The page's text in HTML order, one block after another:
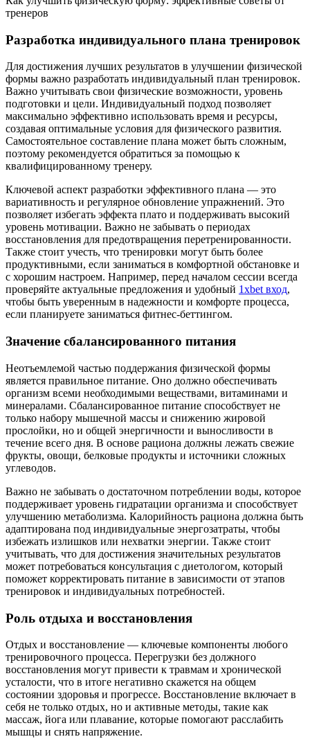
тренеров
Разработка индивидуального плана тренировок
Для достижения лучших результатов в улучшении физической
формы важно разработать индивидуальный план тренировок.
Важно учитывать свои физические возможности, уровень
подготовки и цели. Индивидуальный подход позволяет
максимально эффективно использовать время и ресурсы,
создавая оптимальные условия для физического развития.
Самостоятельное составление плана может быть сложным,
поэтому рекомендуется обратиться за помощью к
квалифицированному тренеру.
Ключевой аспект разработки эффективного плана — это
вариативность и регулярное обновление упражнений. Это
позволяет избегать эффекта плато и поддерживать высокий
уровень мотивации. Важно не забывать о периодах
восстановления для предотвращения перетренированности.
Также стоит учесть, что тренировки могут быть более
продуктивными, если заниматься в комфортной обстановке и
с хорошим настроем. Например, перед началом сессии всегда
проверяйте актуальные предложения и удобный 1xbet вход,
чтобы быть уверенным в надежности и комфорте процесса,
если планируете заниматься фитнес-беттингом.
Значение сбалансированного питания
Неотъемлемой частью поддержания физической формы
является правильное питание. Оно должно обеспечивать
организм всеми необходимыми веществами, витаминами и
минералами. Сбалансированное питание способствует не
только набору мышечной массы и снижению жировой
прослойки, но и общей энергичности и выносливости в
течение всего дня. В основе рациона должны лежать свежие
фрукты, овощи, белковые продукты и источники сложных
углеводов.
Важно не забывать о достаточном потреблении воды, которое
поддерживает уровень гидратации организма и способствует
улучшению метаболизма. Калорийность рациона должна быть
адаптирована под индивидуальные энергозатраты, чтобы
избежать излишков или нехватки энергии. Также стоит
учитывать, что для достижения значительных результатов
может потребоваться консультация с диетологом, который
поможет корректировать питание в зависимости от этапов
тренировок и индивидуальных потребностей.
Роль отдыха и восстановления
Отдых и восстановление — ключевые компоненты любого
тренировочного процесса. Перегрузки без должного
восстановления могут привести к травмам и хронической
усталости, что в итоге негативно скажется на общем
состоянии здоровья и прогрессе. Восстановление включает в
себя не только отдых, но и активные методы, такие как
массаж, йога или плавание, которые помогают расслабить
мышцы и снять напряжение.